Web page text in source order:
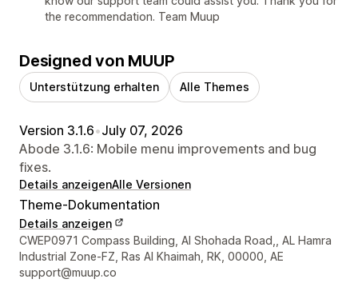
the recommendation. Team Muup
Designed von MUUP
Unterstützung erhalten Alle Themes
Version 3.1.6•July 07, 2026
Abode 3.1.6: Mobile menu improvements and bug
fixes.
Details anzeigenAlle Versionen
Theme-Dokumentation
Details anzeigen
Designer-Kontaktdaten
CWEP0971 Compass Building, Al Shohada Road,, AL Hamra
Industrial Zone-FZ, Ras Al Khaimah, RK, 00000, AE
support@muup.co